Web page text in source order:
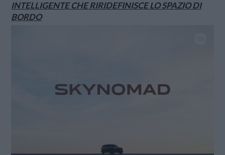
INTELLIGENTE CHE RIRIDEFINISCE LO SPAZIO DI
BORDO